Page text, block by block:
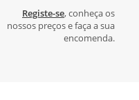
Registe-se, conheça os
nossos preços e faça a sua
encomenda.